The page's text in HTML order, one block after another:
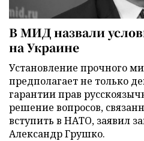
В МИД назвали
на Украине
Установление прочного
предполагает не только
гарантии прав
решение вопросов,
вступить в НАТО, заявил
Александр Грушко.